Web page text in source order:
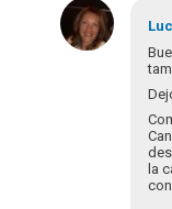
En
respuesta
a
Monzo…
la